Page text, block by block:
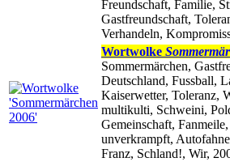
Freundschaft, Familie,
Gastfreundschaft,
Verhandeln,
Wortwolke
Sommermärchen,
Deutschland, Fussball,
Kaiserwetter, Toleranz,
multikulti, Schweini,
Gemeinschaft,
unverkrampft,
Franz, Schland!, Wir,